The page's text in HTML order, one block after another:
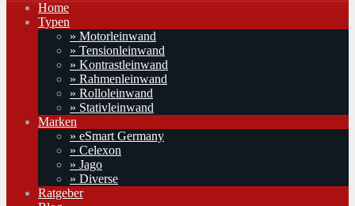
Home
Typen
» Motorleinwand
» Tensionleinwand
» Kontrastleinwand
» Rahmenleinwand
» Rolloleinwand
» Stativleinwand
Marken
» eSmart Germany
» Celexon
» Jago
» Diverse
Ratgeber